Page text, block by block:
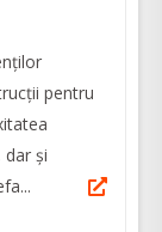
pentru
şi